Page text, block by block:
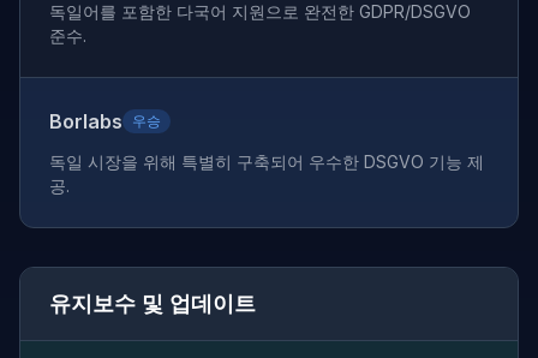
독일어를 포함한 다국어 지원으로 완전한 GDPR/DSGVO
준수.
Borlabs 우승
독일 시장을 위해 특별히 구축되어 우수한 DSGVO 기능 제
공.
유지보수 및 업데이트